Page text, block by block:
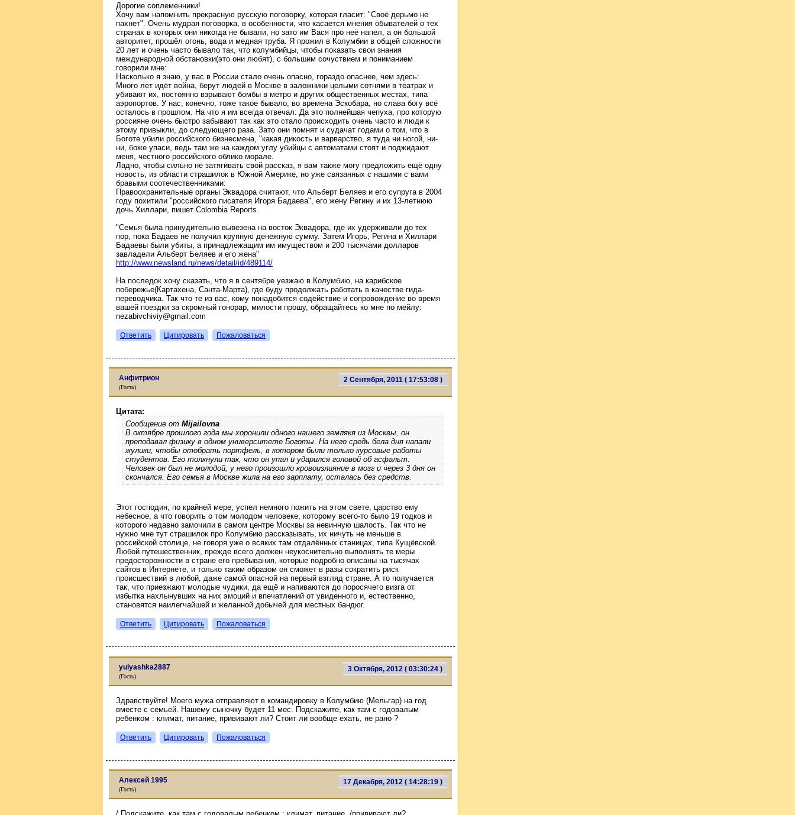
Дорогие соплеменники!
Хочу вам напомнить прекрасную русскую поговорку, которая гласит: "Своё дерьмо не
пахнет". Очень мудрая поговорка, в особенности, что касается мнения обывателей о тех
странах в которых они никогда не бывали, но зато им Вася про неё напел, а он большой
авторитет, прошёл огонь, вода и медная труба. Я прожил в Колумбии в общей сложности
20 лет и очень часто бывало так, что колумбийцы, чтобы показать свои знания
международной обстановки(это они любят), с большим сочуствием и пониманием
говорили мне:
Насколько я знаю, у вас в России стало очень опасно, гораздо опаснее, чем здесь:
Много лет идёт война, берут людей в Москве в заложники целыми сотнями в театрах и
убивают их, постоянно взрывают бомбы в метро и других общественных местах, типа
аэропортов. У нас, конечно, тоже такое бывало, во времена Эскобара, но слава богу всё
осталось в прошлом. На что я им всегда отвечал: Да это полнейшая чепуха, про которую
россияне очень быстро забывают так как это стало происходить очень часто и люди к
этому привыкли, до следующего раза. Зато они помнят и судачат годами о том, что в
Боготе убили российского бизнесмена, "какая дикость и варварство, я туда ни ногой, ни-
ни, боже упаси, ведь там же на каждом углу убийцы с автоматами стоят и поджидают
меня, честного российского облико морале.
Ладно, чтобы сильно не затягивать свой рассказ, я вам также могу предложить ещё одну
новость, из области страшилок в Южной Америке, но уже связанных с нашими с вами
бравыми соотечественниками:
Правоохранительные органы Эквадора считают, что Альберт Беляев и его супруга в 2004
году похитили "российского писателя Игоря Бадаева", его жену Регину и их 13-летнюю
дочь Хиллари, пишет Colombia Reports.
"Семья была принудительно вывезена на восток Эквадора, где их удерживали до тех
пор, пока Бадаев не получил крупную денежную сумму. Затем Игорь, Регина и Хиллари
Бадаевы были убиты, а принадлежащим им имуществом и 200 тысячами долларов
завладели Альберт Беляев и его жена"
http://www.newsland.ru/news/detail/id/489114/
На последок хочу сказать, что я в сентябре уезжаю в Колумбию, на карибское
побережье(Картахена, Санта-Марта), где буду продолжать работать в качестве гида-
переводчика. Так что те из вас, кому понадобится содействие и сопровождение во время
вашей поездки за скромный гонорар, милости прошу, обращайтесь ко мне по мейлу:
nezabivchiviy@gmail.com
Ответить Цитировать Пожаловаться
2 Сентября, 2011 ( 17:53:08 )
Анфитрион
(Гость)
Цитата:
Сообщение от Mijailovna
В октябре прошлого года мы хоронили одного нашего землякя из Москвы, он
преподавал физику в одном университете Боготы. На него средь бела дня напали
жулики, чтобы отобрать портфель, в котором были только курсовые работы
студентов. Его толкнули так, что он упал и ударился головой об асфальт.
Человек он был не молодой, у него произошло кровоизлияние в мозг и через 3 дня он
скончался. Его семья в Москве жила на его зарплату, осталась без средств.
Этот господин, по крайней мере, успел немного пожить на этом свете, царство ему
небесное, а что говорить о том молодом человеке, которому всего-то было 19 годков и
которого недавно замочили в самом центре Москвы за невинную шалость. Так что не
нужно мне тут страшилок про Колумбию рассказывать, их ничуть не меньше в
российской столице, не говоря уже о всяких там отдалённых станицах, типа Кущёвской.
Любой путешественник, прежде всего должен неукоснительно выполнять те меры
предосторожности в стране его пребывания, которые подробно описаны на тысячах
сайтов в Интернете, и только таким образом он сможет в разы сократить риск
происшествий в любой, даже самой опасной на первый взгляд стране. А то получается
так, что приезжают молодые чудики, да ещё и напиваются до поросячего визга от
избытка нахлынувших на них эмоций и впечатлений от увиденного и, естественно,
становятся наилегчайшей и желанной добычей для местных бандюг.
Ответить Цитировать Пожаловаться
3 Октября, 2012 ( 03:30:24 )
yulyashka2887
(Гость)
Здравствуйте! Моего мужа отправляют в командировку в Колумбию (Мельгар) на год
вместе с семьей. Нашему сыночку будет 11 мес. Подскажите, как там с годовалым
ребенком : климат, питание, прививают ли? Стоит ли вообще ехать, не рано ?
Ответить Цитировать Пожаловаться
17 Декабря, 2012 ( 14:28:19 )
Алексей 1995
(Гость)